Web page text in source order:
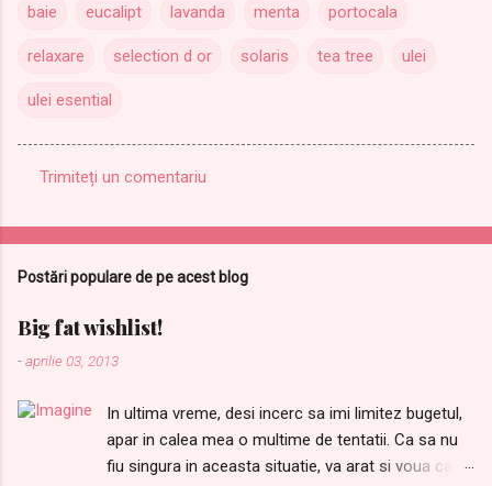
baie eucalipt lavanda menta portocala
relaxare selection d or solaris tea tree ulei
ulei esential
o
n
t
r
Trimiteți un comentariu
Postări populare de pe acest blog
Big fat wishlist!
-aprilie 03, 2013
In ultima vreme, desi incerc sa imi limitez bugetul,
apar in calea mea o multime de tentatii. Ca sa nu
fiu singura in aceasta situatie, va arat si voua care